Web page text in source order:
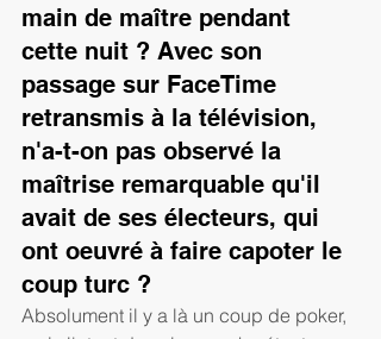
main de maître pendant
cette nuit ? Avec son
passage sur FaceTime
retransmis à la télévision,
n'a-t-on pas observé la
maîtrise remarquable qu'il
avait de ses électeurs, qui
ont oeuvré à faire capoter le
coup turc ?
Absolument il y a là un coup de poker,